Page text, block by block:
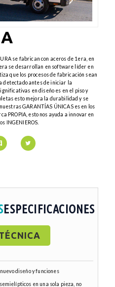
se fabrican con aceros de 1era, en
se desarrollan en software líder en
que los procesos de fabricación sean
detectado antes de iniciar la
en diseño es en el piso y
esto mejora la durabilidad y se
GARANTÍAS ÚNICAS es en los
PROPIA, esto nos ayuda a innovar en
INGENIEROS.
ESPECIFICACIONES
diseño y funciones
en una sola pieza, no